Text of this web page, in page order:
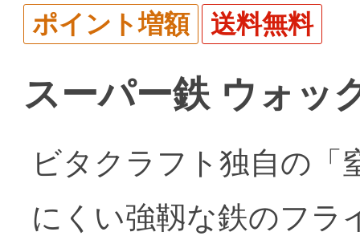
ポイント増額 送料無料
スーパー鉄 ウォッ
ビタクラフト独自の「
にくい強靱な鉄のフラ